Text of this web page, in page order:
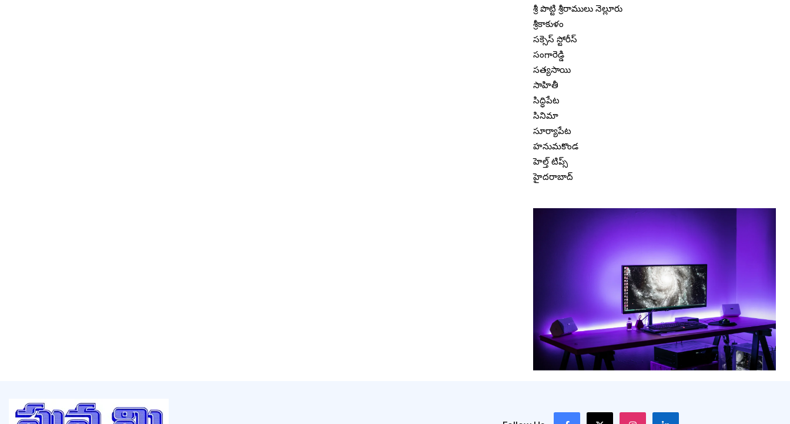
శ్రీ పొట్టి శ్రీరాములు నెల్లూరు
శ్రీకాకుళం
సక్సెస్ స్టోరీస్
సంగారెడ్డి
సత్యసాయి
సాహితీ
సిద్ధిపేట
సినిమా
సూర్యాపేట
హనుమకొండ
హెల్త్ టిప్స్
హైదరాబాద్